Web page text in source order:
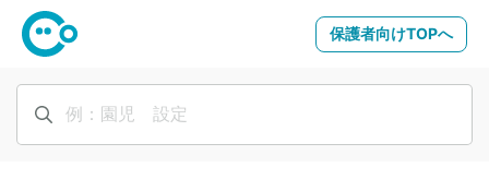
保護者向けTOPへ